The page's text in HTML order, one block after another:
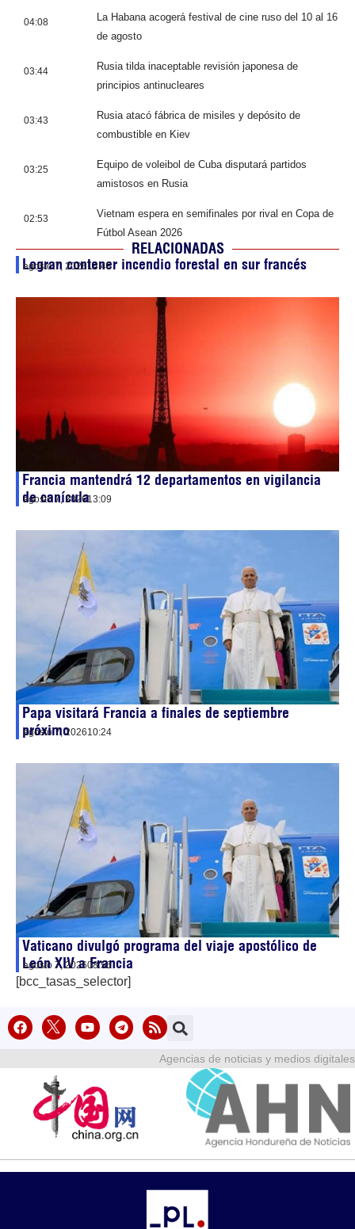
04:08
La Habana acogerá festival de cine ruso del 10 al 16
de agosto
03:44
Rusia tilda inaceptable revisión japonesa de
principios antinucleares
03:43
Rusia atacó fábrica de misiles y depósito de
combustible en Kiev
03:25
Equipo de voleibol de Cuba disputará partidos
amistosos en Rusia
02:53
Vietnam espera en semifinales por rival en Copa de
Fútbol Asean 2026
RELACIONADAS
Logran contener incendio forestal en sur francés
agosto 7, 202614:48
Francia mantendrá 12 departamentos en vigilancia
de canícula
agosto 7, 202613:09
Papa visitará Francia a finales de septiembre
próximo
agosto 7, 202610:24
Vaticano divulgó programa del viaje apostólico de
León XIV a Francia
agosto 7, 202608:56
[bcc_tasas_selector]
Agencias de noticias y medios digitales